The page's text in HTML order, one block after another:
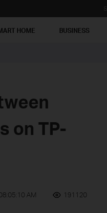
HOME BUSINESS
on TP-
AM
191120